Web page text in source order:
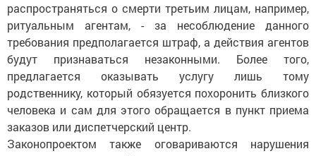
распространяться о смерти третьим лицам, например,
ритуальным агентам, - за несоблюдение данного
требования предполагается штраф, а действия агентов
будут признаваться незаконными. Более того,
предлагается оказывать услугу лишь тому
родственнику, который обязуется похоронить близкого
человека и сам для этого обращается в пункт приема
заказов или диспетчерский центр.
Законопроектом также оговариваются нарушения